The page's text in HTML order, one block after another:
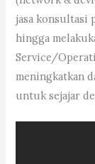
jasa konsultasi
hingga
Service/
meningkatkan
untuk sejajar